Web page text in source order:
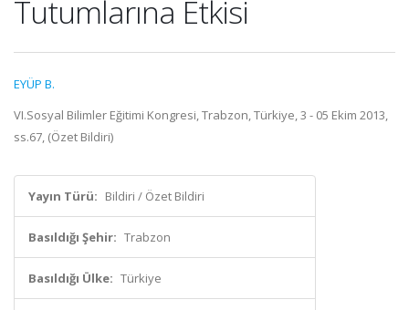
Tutumlarına Etkisi
EYÜP B.
VI.Sosyal Bilimler Eğitimi Kongresi, Trabzon, Türkiye, 3 - 05 Ekim 2013,
ss.67, (Özet Bildiri)
Yayın Türü: Bildiri / Özet Bildiri
Basıldığı Şehir: Trabzon
Basıldığı Ülke: Türkiye